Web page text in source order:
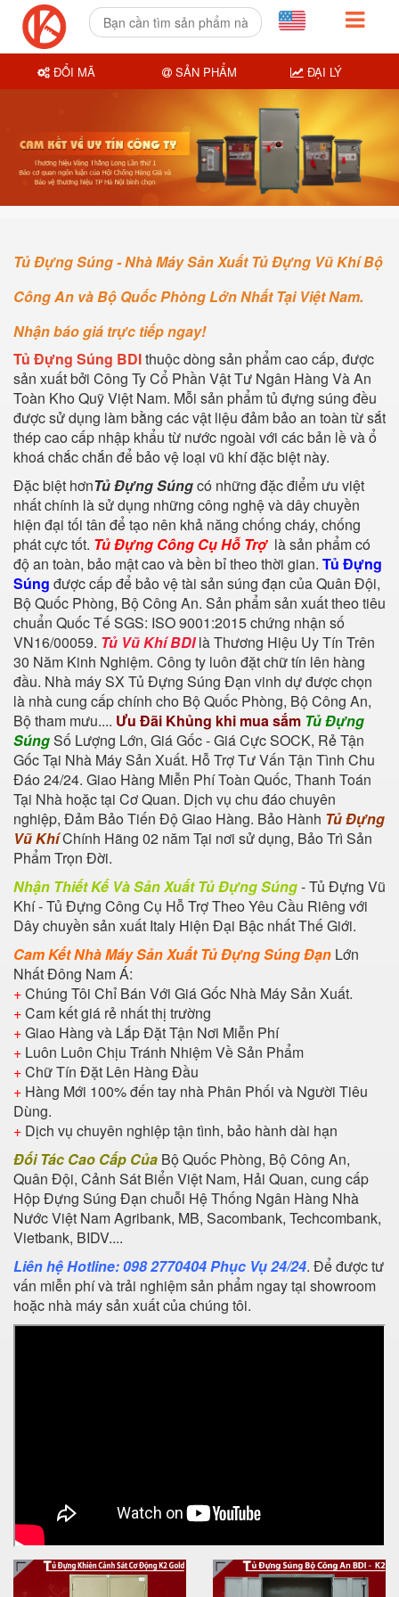
Tủ Đựng Súng - Nhà Máy Sản Xuất Tủ Đựng Vũ Khí Bộ
Công An và Bộ Quốc Phòng Lớn Nhất Tại Việt Nam.
Nhận báo giá trực tiếp ngay!
Tủ Đựng Súng BDIthuộc dòng sản phẩm cao cấp, được
sản xuất bởi Công Ty Cổ Phần Vật Tư Ngân Hàng Và An
Toàn Kho Quỹ Việt Nam. Mỗi sản phẩm tủ đựng súng đều
được sử dụng làm bằng các vật liệu đảm bảo an toàn từ sắt
thép cao cấp nhập khẩu từ nước ngoài với các bản lề và ổ
khoá chắc chắn để bảo vệ loại vũ khí đặc biệt này.
Đặc biệt hơnTủ Đựng Súngcó những đặc điểm ưu việt
nhất chính là sử dụng những công nghệ và dây chuyền
hiện đại tối tân để tạo nên khả năng chống cháy, chống
phát cực tốt. Tủ Đựng Công Cụ Hỗ Trợ là sản phẩm có
độ an toàn, bảo mật cao và bền bỉ theo thời gian. Tủ Đựng
Súng được cấp để bảo vệ tài sản súng đạn của Quân Đội,
Bộ Quốc Phòng, Bộ Công An. Sản phẩm sản xuất theo tiêu
chuẩn Quốc Tế SGS: ISO 9001:2015 chứng nhận số
VN16/00059. Tủ Vũ Khí BDI là Thương Hiệu Uy Tín Trên
30 Năm Kinh Nghiệm. Công ty luôn đặt chữ tín lên hàng
đầu. Nhà máy SX Tủ Đựng Súng Đạn vinh dự được chọn
là nhà cung cấp chính cho Bộ Quốc Phòng, Bộ Công An,
Bộ tham mưu.... Ưu Đãi Khủng khi mua sắm Tủ Đựng
SúngSố Lượng Lớn, Giá Gốc - Giá Cực SOCK, Rẻ Tận
Gốc Tại Nhà Máy Sản Xuất. Hỗ Trợ Tư Vấn Tận Tình Chu
Đáo 24/24. Giao Hàng Miễn Phí Toàn Quốc, Thanh Toán
Tại Nhà hoặc tại Cơ Quan. Dịch vụ chu đáo chuyên
nghiệp, Đảm Bảo Tiến Độ Giao Hàng. Bảo Hành Tủ Đựng
Vũ KhíChính Hãng 02 năm Tại nơi sử dụng, Bảo Trì Sản
Phẩm Trọn Đời.
Nhận Thiết Kế Và Sản Xuất Tủ Đựng Súng- Tủ Đựng Vũ
Khí - Tủ Đựng Công Cụ Hỗ Trợ Theo Yêu Cầu Riêng với
Dây chuyền sản xuất Italy Hiện Đại Bậc nhất Thế Giới.
Cam Kết Nhà Máy Sản Xuất Tủ Đựng Súng Đạn Lớn
Nhất Đông Nam Á:
+Chúng Tôi Chỉ Bán Với Giá Gốc Nhà Máy Sản Xuất.
+Cam kết giá rẻ nhất thị trường
+Giao Hàng và Lắp Đặt Tận Nơi Miễn Phí
+ Luôn Luôn Chịu Tránh Nhiệm Về Sản Phẩm
+Chữ Tín Đặt Lên Hàng Đầu
+ Hàng Mới 100% đến tay nhà Phân Phối và Người Tiêu
Dùng.
+ Dịch vụ chuyên nghiệp tận tình, bảo hành dài hạn
Đối Tác Cao Cấp Của Bộ Quốc Phòng, Bộ Công An,
Quân Đội, Cảnh Sát Biển Việt Nam, Hải Quan, cung cấp
Hộp Đựng Súng Đạn chuỗi Hệ Thống Ngân Hàng Nhà
Nước Việt Nam Agribank, MB, Sacombank, Techcombank,
Vietbank, BIDV....
Liên hệ Hotline: 098 2770404 Phục Vụ 24/24. Để được tư
vấn miễn phí và trải nghiệm sản phẩm ngay tại showroom
hoặc nhà máy sản xuất của chúng tôi.
ĐỔI MÃ SẢN PHẨM ĐẠI LÝ